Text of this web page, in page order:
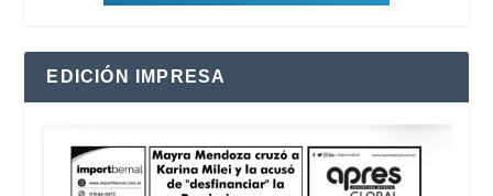
EDICIÓN IMPRESA